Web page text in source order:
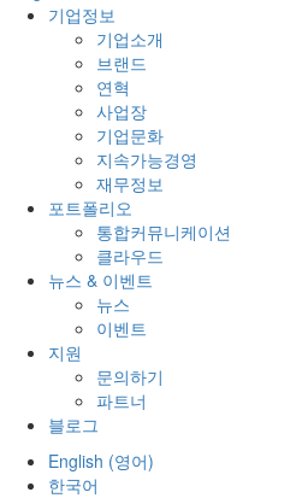
기업정보
기업소개
브랜드
연혁
사업장
기업문화
지속가능경영
재무정보
포트폴리오
통합커뮤니케이션
클라우드
뉴스 & 이벤트
뉴스
이벤트
지원
문의하기
파트너
블로그
English (영어)
한국어